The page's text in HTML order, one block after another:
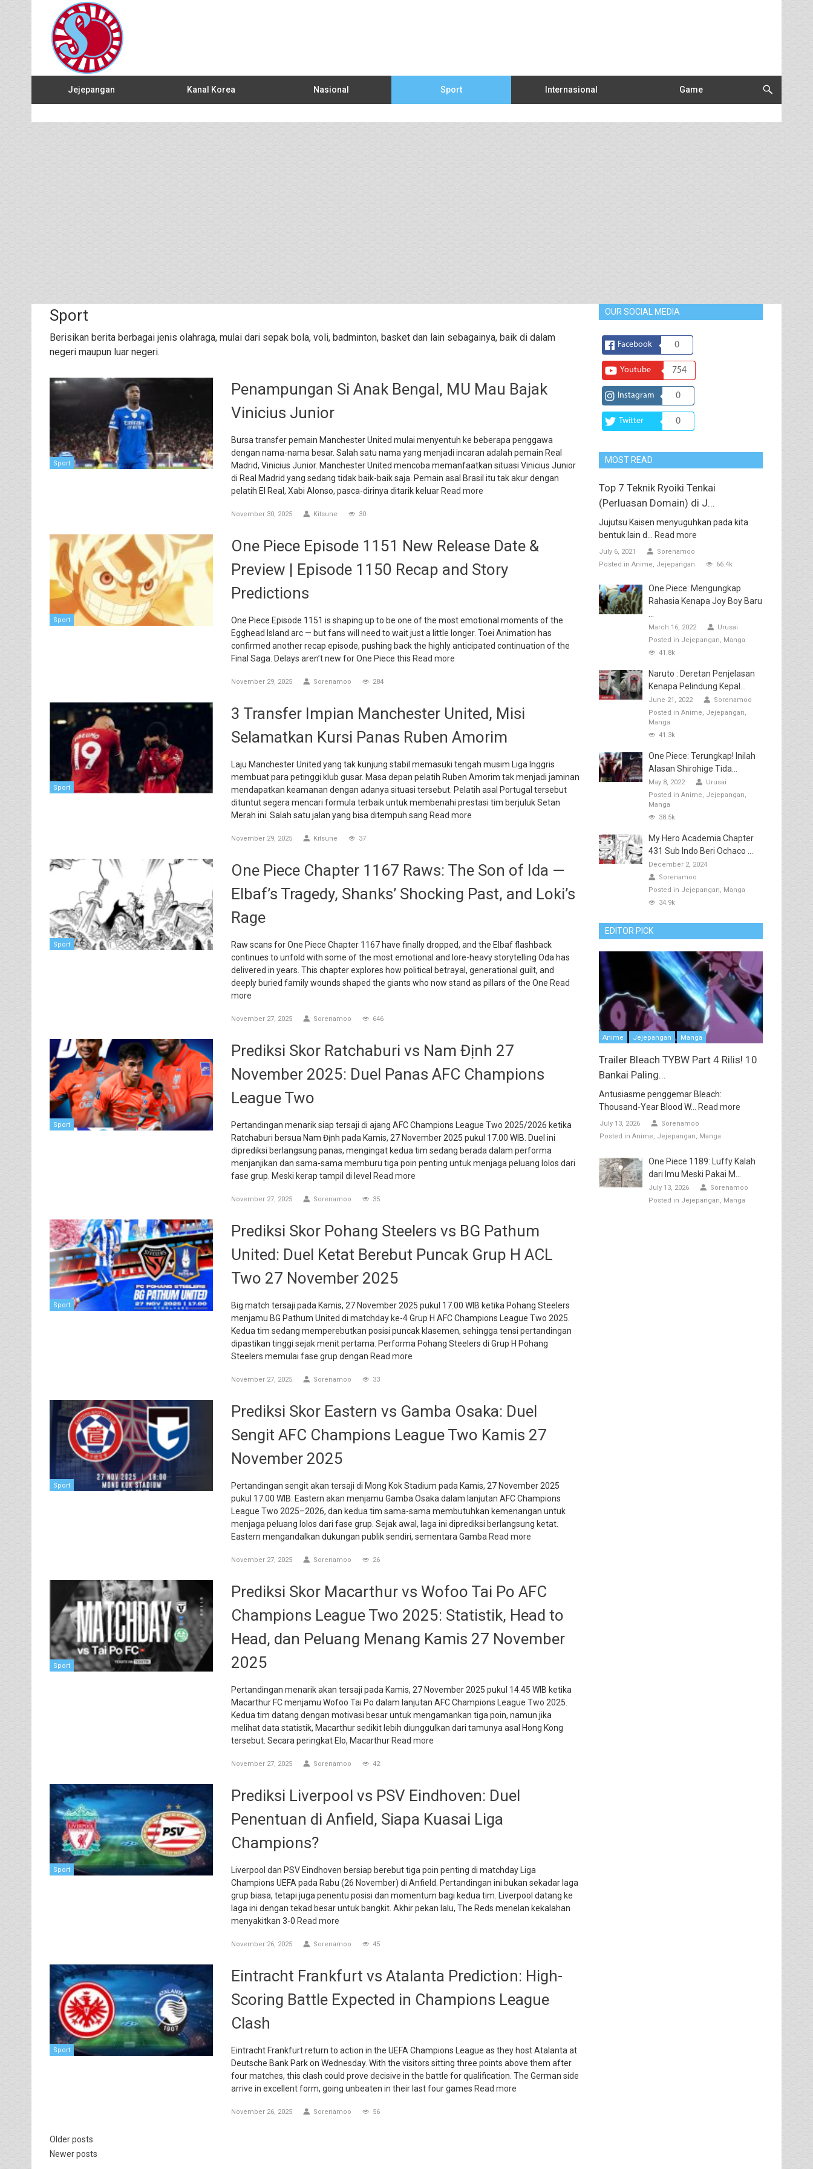
Jejepangan Kanal Korea Nasional Sport Internasional Game
Sport
Berisikan berita berbagai jenis olahraga, mulai dari sepak bola, voli, badminton, basket dan lain sebagainya, baik di dalam
negeri maupun luar negeri.
Sport
Penampungan Si Anak Bengal, MU Mau Bajak
Vinicius Junior
Bursa transfer pemain Manchester United mulai menyentuh ke beberapa penggawa
dengan nama-nama besar. Salah satu nama yang menjadi incaran adalah pemain Real
Madrid, Vinicius Junior. Manchester United mencoba memanfaatkan situasi Vinicius Junior
di Real Madrid yang sedang tidak baik-baik saja. Pemain asal Brasil itu tak akur dengan
pelatih El Real, Xabi Alonso, pasca-dirinya ditarik keluar Read more
November 30, 2025 Kitsune 30
Sport
One Piece Episode 1151 New Release Date &
Preview | Episode 1150 Recap and Story
Predictions
One Piece Episode 1151 is shaping up to be one of the most emotional moments of the
Egghead Island arc — but fans will need to wait just a little longer. Toei Animation has
confirmed another recap episode, pushing back the highly anticipated continuation of the
Final Saga. Delays aren’t new for One Piece this Read more
November 29, 2025 Sorenamoo 284
Sport
3 Transfer Impian Manchester United, Misi
Selamatkan Kursi Panas Ruben Amorim
Laju Manchester United yang tak kunjung stabil memasuki tengah musim Liga Inggris
membuat para petinggi klub gusar. Masa depan pelatih Ruben Amorim tak menjadi jaminan
mendapatkan keamanan dengan adanya situasi tersebut. Pelatih asal Portugal tersebut
dituntut segera mencari formula terbaik untuk membenahi prestasi tim berjuluk Setan
Merah ini. Salah satu jalan yang bisa ditempuh sang Read more
November 29, 2025 Kitsune 37
Sport
One Piece Chapter 1167 Raws: The Son of Ida —
Elbaf’s Tragedy, Shanks’ Shocking Past, and Loki’s
Rage
Raw scans for One Piece Chapter 1167 have finally dropped, and the Elbaf flashback
continues to unfold with some of the most emotional and lore-heavy storytelling Oda has
delivered in years. This chapter explores how political betrayal, generational guilt, and
deeply buried family wounds shaped the giants who now stand as pillars of the One Read
more
November 27, 2025 Sorenamoo 646
Sport
Prediksi Skor Ratchaburi vs Nam Định 27
November 2025: Duel Panas AFC Champions
League Two
Pertandingan menarik siap tersaji di ajang AFC Champions League Two 2025/2026 ketika
Ratchaburi bersua Nam Định pada Kamis, 27 November 2025 pukul 17.00 WIB. Duel ini
diprediksi berlangsung panas, mengingat kedua tim sedang berada dalam performa
menjanjikan dan sama-sama memburu tiga poin penting untuk menjaga peluang lolos dari
fase grup. Meski kerap tampil di level Read more
November 27, 2025 Sorenamoo 35
Sport
Prediksi Skor Pohang Steelers vs BG Pathum
United: Duel Ketat Berebut Puncak Grup H ACL
Two 27 November 2025
Big match tersaji pada Kamis, 27 November 2025 pukul 17.00 WIB ketika Pohang Steelers
menjamu BG Pathum United di matchday ke-4 Grup H AFC Champions League Two 2025.
Kedua tim sedang memperebutkan posisi puncak klasemen, sehingga tensi pertandingan
dipastikan tinggi sejak menit pertama. Performa Pohang Steelers di Grup H Pohang
Steelers memulai fase grup dengan Read more
November 27, 2025 Sorenamoo 33
Sport
Prediksi Skor Eastern vs Gamba Osaka: Duel
Sengit AFC Champions League Two Kamis 27
November 2025
Pertandingan sengit akan tersaji di Mong Kok Stadium pada Kamis, 27 November 2025
pukul 17.00 WIB. Eastern akan menjamu Gamba Osaka dalam lanjutan AFC Champions
League Two 2025–2026, dan kedua tim sama-sama membutuhkan kemenangan untuk
menjaga peluang lolos dari fase grup. Sejak awal, laga ini diprediksi berlangsung ketat.
Eastern mengandalkan dukungan publik sendiri, sementara Gamba Read more
November 27, 2025 Sorenamoo 26
Sport
Prediksi Skor Macarthur vs Wofoo Tai Po AFC
Champions League Two 2025: Statistik, Head to
Head, dan Peluang Menang Kamis 27 November
2025
Pertandingan menarik akan tersaji pada Kamis, 27 November 2025 pukul 14.45 WIB ketika
Macarthur FC menjamu Wofoo Tai Po dalam lanjutan AFC Champions League Two 2025.
Kedua tim datang dengan motivasi besar untuk mengamankan tiga poin, namun jika
melihat data statistik, Macarthur sedikit lebih diunggulkan dari tamunya asal Hong Kong
tersebut. Secara peringkat Elo, Macarthur Read more
November 27, 2025 Sorenamoo 42
Sport
Prediksi Liverpool vs PSV Eindhoven: Duel
Penentuan di Anfield, Siapa Kuasai Liga
Champions?
Liverpool dan PSV Eindhoven bersiap berebut tiga poin penting di matchday Liga
Champions UEFA pada Rabu (26 November) di Anfield. Pertandingan ini bukan sekadar laga
grup biasa, tetapi juga penentu posisi dan momentum bagi kedua tim. Liverpool datang ke
laga ini dengan tekad besar untuk bangkit. Akhir pekan lalu, The Reds menelan kekalahan
menyakitkan 3-0 Read more
November 26, 2025 Sorenamoo 45
Sport
Eintracht Frankfurt vs Atalanta Prediction: High-
Scoring Battle Expected in Champions League
Clash
Eintracht Frankfurt return to action in the UEFA Champions League as they host Atalanta at
Deutsche Bank Park on Wednesday. With the visitors sitting three points above them after
four matches, this clash could prove decisive in the battle for qualification. The German side
arrive in excellent form, going unbeaten in their last four games Read more
November 26, 2025 Sorenamoo 56
Older posts
Newer posts
OUR SOCIAL MEDIA
Facebook 0
Youtube 754
Instagram 0
Twitter 0
MOST READ
Top 7 Teknik Ryoiki Tenkai
(Perluasan Domain) di J...
Jujutsu Kaisen menyuguhkan pada kita
bentuk lain d...
Read more
July 6, 2021
Sorenamoo
Posted in Anime Jejepangan 66.4k
One Piece: Mengungkap
Rahasia Kenapa Joy Boy Baru
March 16, 2022
Urusai
Posted in Jejepangan
Manga
41.8k
Naruto : Deretan Penjelasan
Kenapa Pelindung Kepal...
June 21, 2022
Sorenamoo
Posted in Anime
Jejepangan
Manga
41.3k
One Piece: Terungkap! Inilah
Alasan Shirohige Tida...
May 8, 2022
Urusai
Posted in Anime
Jejepangan
Manga
38.5k
My Hero Academia Chapter
431 Sub Indo Beri Ochaco ...
December 2, 2024
Sorenamoo
Posted in Jejepangan
Manga
34.9k
EDITOR PICK
Anime Jejepangan Manga
Trailer Bleach TYBW Part 4 Rilis! 10
Bankai Paling...
Antusiasme penggemar Bleach:
Thousand-Year Blood W...
Read more
July 13, 2026
Sorenamoo
Posted in Anime Jejepangan Manga
One Piece 1189: Luffy Kalah
dari Imu Meski Pakai M...
July 13, 2026
Sorenamoo
Posted in Jejepangan Manga